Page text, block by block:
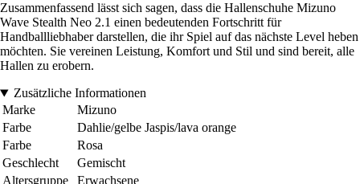
Zusammenfassend lässt sich sagen, dass die Hallenschuhe Mizuno
Wave Stealth Neo 2.1 einen bedeutenden Fortschritt für
Handballliebhaber darstellen, die ihr Spiel auf das nächste Level heben
möchten. Sie vereinen Leistung, Komfort und Stil und sind bereit, alle
Hallen zu erobern.
Zusätzliche Informationen
Marke
Mizuno
Farbe
Dahlie/gelbe Jaspis/lava orange
Farbe
Rosa
Geschlecht
Gemischt
Altersgruppe
Erwachsene